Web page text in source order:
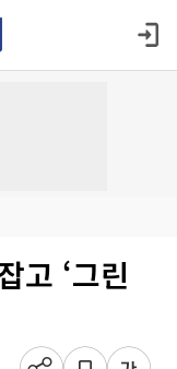
고 ‘그린